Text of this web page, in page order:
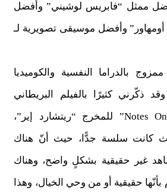
ممثل “فابريس لوشيني” وأفضل
وأفضل موسيقى تصويرية لـ
بالدراما النفسية والكوميديا
ذكّرني كثيرًا بالفيلم البريطاني
الرائع “Notes On A Scandal” للمخرج “ريتشارد إير”،
كانت سلسة جدًّا، حيث أنّ هناك
غير حقيقية بشكلٍ واضح، وهناك
حقيقية أو من وحي الخيال، وهذا